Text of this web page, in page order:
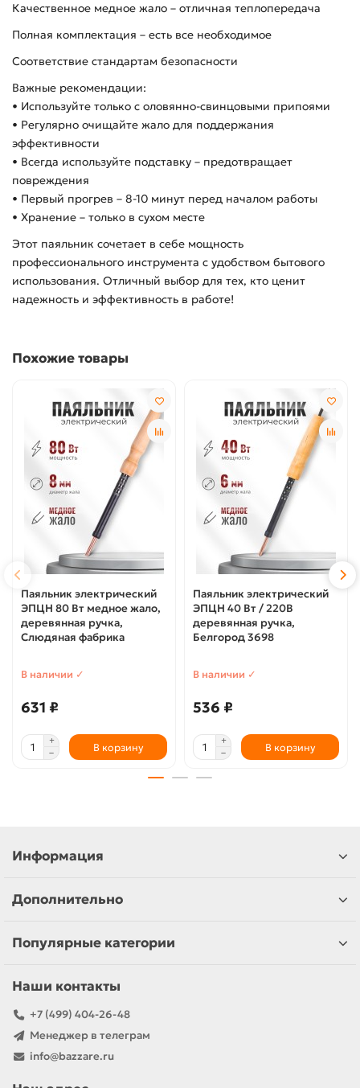
Качественное медное жало – отличная теплопередача
Полная комплектация – есть все необходимое
Соответствие стандартам безопасности
Важные рекомендации:
• Используйте только с оловянно-свинцовыми припоями
• Регулярно очищайте жало для поддержания
эффективности
• Всегда используйте подставку – предотвращает
повреждения
• Первый прогрев – 8-10 минут перед началом работы
• Хранение – только в сухом месте
Этот паяльник сочетает в себе мощность
профессионального инструмента с удобством бытового
использования. Отличный выбор для тех, кто ценит
надежность и эффективность в работе!
Похожие товары
Паяльник электрический
ЭПЦН 80 Вт медное жало,
деревянная ручка,
Слюдяная фабрика
В наличии ✓
631 ₽
В корзину
Паяльник электрический
ЭПЦН 40 Вт / 220В
деревянная ручка,
Белгород 3698
В наличии ✓
536 ₽
В корзину
Информация
Дополнительно
Популярные категории
Наши контакты
+7 (499) 404-26-48
Менеджер в телеграм
info@bazzare.ru